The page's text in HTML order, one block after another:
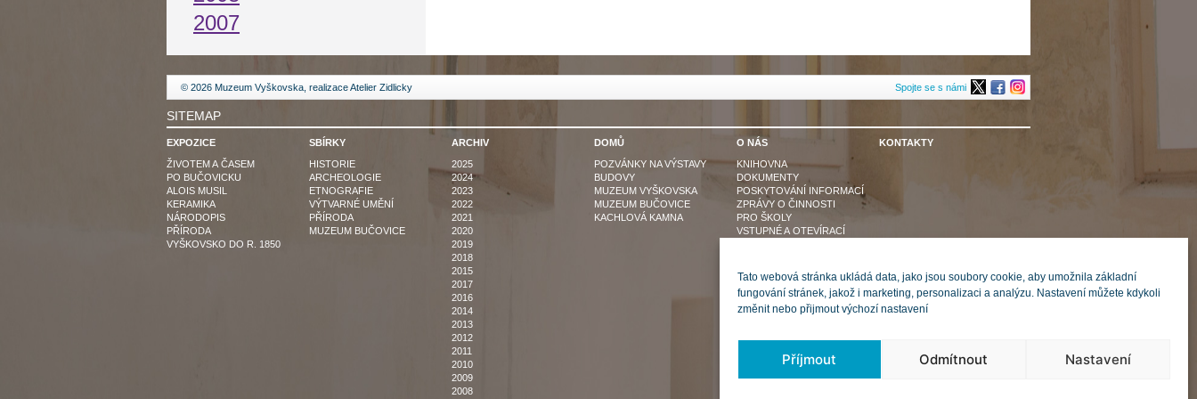
Tato webová stránka ukládá data, jako jsou soubory cookie, aby umožnila základní
fungování stránek, jakož i marketing, personalizaci a analýzu. Nastavení můžete kdykoli
změnit nebo přijmout výchozí nastavení
Příjmout Odmítnout Nastavení
2007
© 2026 Muzeum Vyškovska, realizaceAtelier Zidlicky Spojte se s námi
SITEMAP
EXPOZICE
ŽIVOTEM A ČASEM
PO BUČOVICKU
ALOIS MUSIL
KERAMIKA
NÁRODOPIS
PŘÍRODA
VYŠKOVSKO DO R. 1850
SBÍRKY
HISTORIE
ARCHEOLOGIE
ETNOGRAFIE
VÝTVARNÉ UMĚNÍ
PŘÍRODA
MUZEUM BUČOVICE
ARCHIV
2025
2024
2023
2022
2021
2020
2019
2018
2015
2017
2016
2014
2013
2012
2011
2010
2009
2008
DOMŮ
POZVÁNKY NA VÝSTAVY
BUDOVY
MUZEUM VYŠKOVSKA
MUZEUM BUČOVICE
KACHLOVÁ KAMNA
O NÁS
KNIHOVNA
DOKUMENTY
POSKYTOVÁNÍ INFORMACÍ
ZPRÁVY O ČINNOSTI
PRO ŠKOLY
VSTUPNÉ A OTEVÍRACÍ
NABÍDKA MAJETKU
VEŘEJNÉ ZAKÁZKY
VOLNÁ PRACOVNÍ MÍSTA
PRO MÉDIA
KONTAKTY